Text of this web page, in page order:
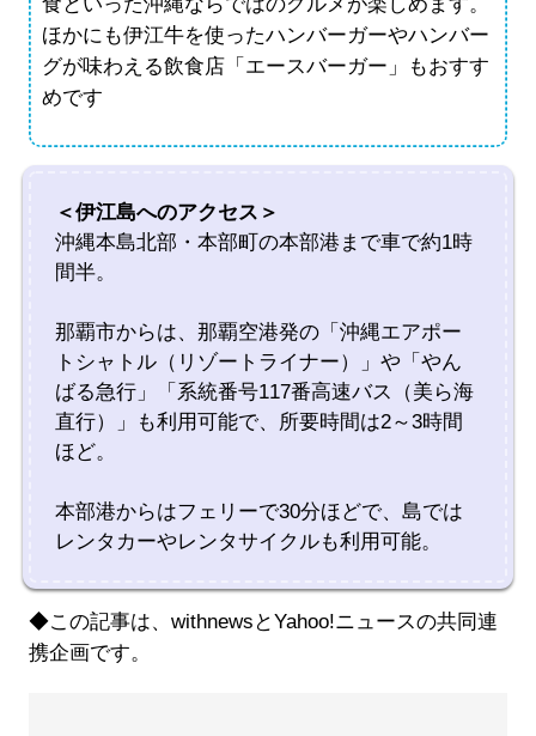
ほかにも伊江牛を使ったハンバーガーやハンバー
グが味わえる飲食店「エースバーガー」もおすす
めです
＜伊江島へのアクセス＞
沖縄本島北部・本部町の本部港まで車で約1時
間半。
那覇市からは、那覇空港発の「沖縄エアポー
トシャトル（リゾートライナー）」や「やん
ばる急行」「系統番号117番高速バス（美ら海
直行）」も利用可能で、所要時間は2～3時間
ほど。
本部港からはフェリーで30分ほどで、島では
レンタカーやレンタサイクルも利用可能。
◆この記事は、withnewsとYahoo!ニュースの共同連
携企画です。